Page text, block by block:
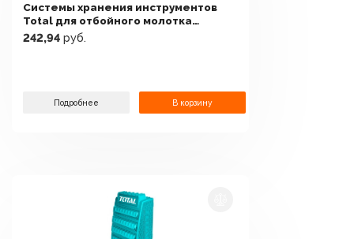
Системы хранения инструментов
Total для отбойного молотка
TH220502-S
242,94 руб.
Подробнее В корзину